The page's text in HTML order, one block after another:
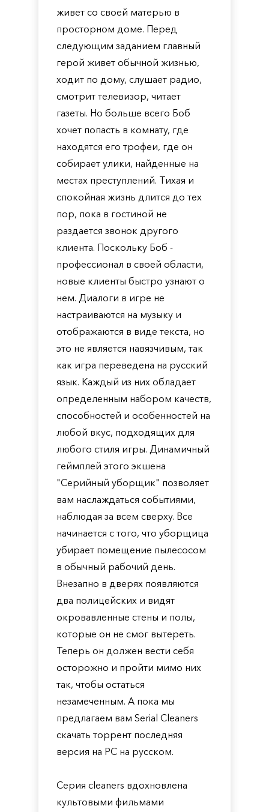
живет со своей матерью в
просторном доме. Перед
следующим заданием главный
герой живет обычной жизнью,
ходит по дому, слушает радио,
смотрит телевизор, читает
газеты. Но больше всего Боб
хочет попасть в комнату, где
находятся его трофеи, где он
собирает улики, найденные на
местах преступлений. Тихая и
спокойная жизнь длится до тех
пор, пока в гостиной не
раздается звонок другого
клиента. Поскольку Боб -
профессионал в своей области,
новые клиенты быстро узнают о
нем. Диалоги в игре не
настраиваются на музыку и
отображаются в виде текста, но
это не является навязчивым, так
как игра переведена на русский
язык. Каждый из них обладает
определенным набором качеств,
способностей и особенностей на
любой вкус, подходящих для
любого стиля игры. Динамичный
геймплей этого экшена
"Серийный уборщик" позволяет
вам наслаждаться событиями,
наблюдая за всем сверху. Все
начинается с того, что уборщица
убирает помещение пылесосом
в обычный рабочий день.
Внезапно в дверях появляются
два полицейских и видят
окровавленные стены и полы,
которые он не смог вытереть.
Теперь он должен вести себя
осторожно и пройти мимо них
так, чтобы остаться
незамеченным. А пока мы
предлагаем вам Serial Cleaners
скачать торрент последняя
версия на PC на русском.
Серия cleaners вдохновлена
культовыми фильмами